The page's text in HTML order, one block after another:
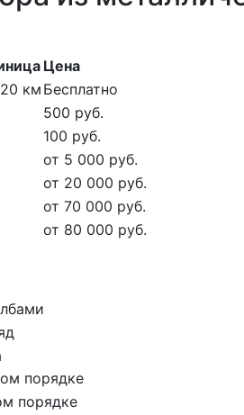
Цена
км Бесплатно
500 руб.
100 руб.
от 5 000 руб.
от 20 000 руб.
от 70 000 руб.
от 80 000 руб.